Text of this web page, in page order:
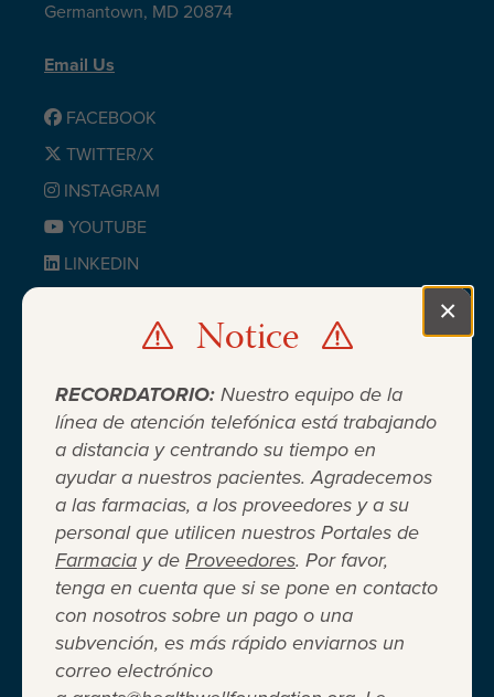
Notice
RECORDATORIO: Nuestro equipo de la
línea de atención telefónica está trabajando
a distancia y centrando su tiempo en
ayudar a nuestros pacientes. Agradecemos
a las farmacias, a los proveedores y a su
personal que utilicen nuestros Portales de
Farmacia y de Proveedores. Por favor,
tenga en cuenta que si se pone en contacto
con nosotros sobre un pago o una
subvención, es más rápido enviarnos un
correo electrónico
×
Cuando el seguro médico no es
suficiente ®
Entidad 501(c)(3) independiente sin fines de lucro
que brinda asistencia financiera a adultos y niños
para cubrir el costo del coseguro de los
Germantown, MD 20874
Email Us
FACEBOOK
TWITTER/X
INSTAGRAM
YOUTUBE
LINKEDIN